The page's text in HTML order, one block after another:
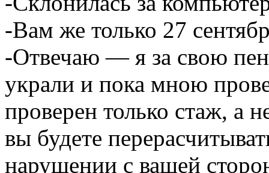
-Вам же только 27
-Отвечаю — я за свою
украли и пока мною
проверен только стаж, а
вы будете
нарушении с вашей